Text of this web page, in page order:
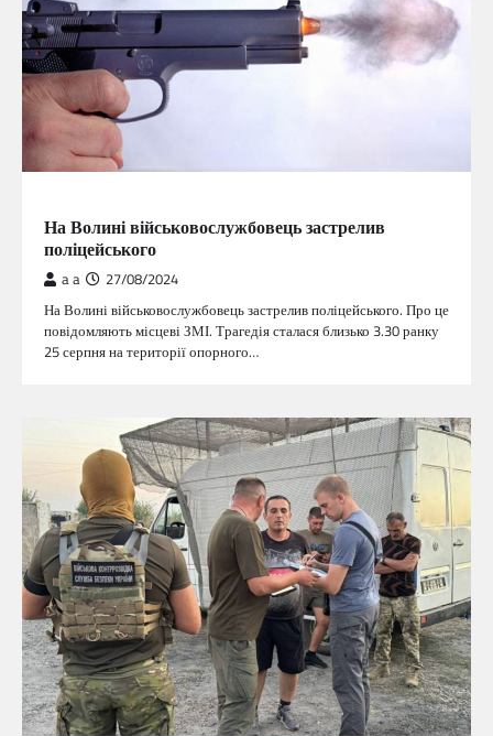
На Волині військовослужбовець застрелив
поліцейського
a a 27/08/2024
На Волині військовослужбовець застрелив поліцейського. Про це
повідомляють місцеві ЗМІ. Трагедія сталася близько 3.30 ранку
25 серпня на території опорного…